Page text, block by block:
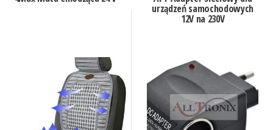
urządzeń samochodowych
12V na 230V